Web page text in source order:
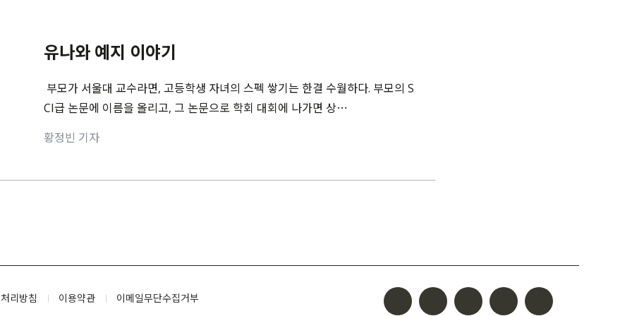
유나와 예지 이야기
부모가 서울대 교수라면, 고등학생 자녀의 스펙 쌓기는 한결 수월하다. 부모의 S
CI급 논문에 이름을 올리고, 그 논문으로 학회 대회에 나가면 상⋯
황정빈 기자
리방침 이용약관 이메일무단수집거부